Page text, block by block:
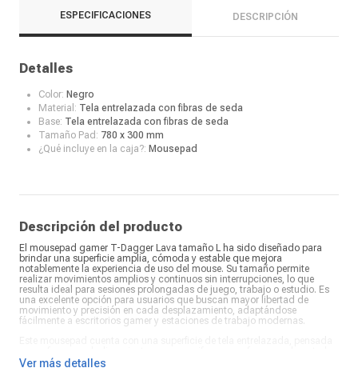
ESPECIFICACIONES DESCRIPCIÓN
Detalles
Color: Negro
Material: Tela entrelazada con fibras de seda
Base: Tela entrelazada con fibras de seda
Tamaño Pad: 780 x 300 mm
¿Qué incluye en la caja?: Mousepad
Descripción del producto
El mousepad gamer T-Dagger Lava tamaño L ha sido diseñado para
brindar una superficie amplia, cómoda y estable que mejora
notablemente la experiencia de uso del mouse. Su tamaño permite
realizar movimientos amplios y continuos sin interrupciones, lo que
resulta ideal para sesiones prolongadas de juego, trabajo o estudio. Es
una excelente opción para usuarios que buscan mayor libertad de
movimiento y precisión en cada desplazamiento, adaptándose
fácilmente a escritorios gamer y estaciones de trabajo modernas.
preciso del mouse. Esta textura ayuda a lograr un seguimiento más
Ver más detalles